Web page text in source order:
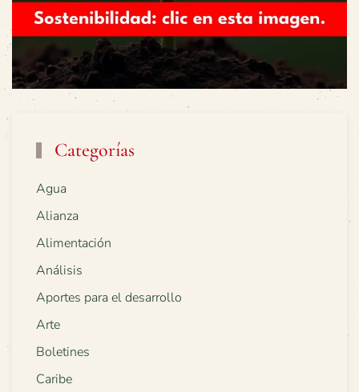
Categorías
Agua
Alianza
Alimentación
Análisis
Aportes para el desarrollo
Arte
Boletines
Caribe